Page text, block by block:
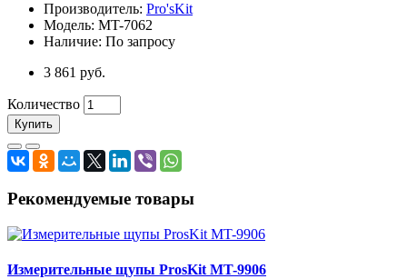
Производитель: Pro'sKit
Модель: MT-7062
Наличие: По запросу
3 861 руб.
Количество
Купить
Рекомендуемые товары
Измерительные щупы ProsKit MT-9906